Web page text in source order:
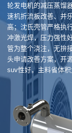
轮发电机的减压蒸馏
速机折流板改善、并
高；沈氏壳管严格执
冲激光焊，压力强性
管为整个浇注，无拚
头申请改善方案，开
suv性好，主料省体积